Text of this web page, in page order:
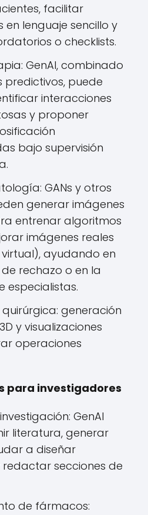
facilitar
en lenguaje sencillo y
o checklists.
GenAI, combinado
predictivos, puede
interacciones
y proponer
bajo supervisión
GANs y otros
generar imágenes
entrenar algoritmos
imágenes reales
virtual), ayudando en
rechazo o en la
especialistas.
generación
y visualizaciones
operaciones
para investigadores
GenAI
literatura, generar
a diseñar
secciones de
de fármacos: